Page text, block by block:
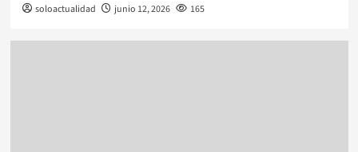
soloactualidad junio 12, 2026 165